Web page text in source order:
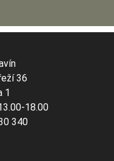
36
1
18.00
340